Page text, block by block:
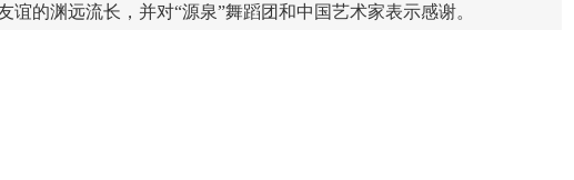
的渊远流长，并对“源泉”舞蹈团和中国艺术家表示感谢。